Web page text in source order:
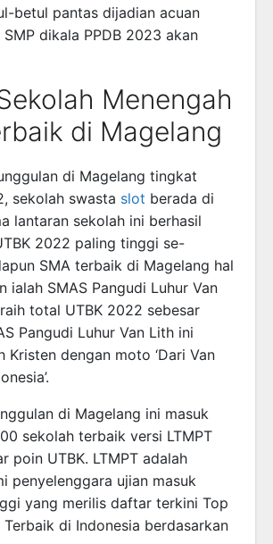
betul pantas dijadian acuan
dikala PPDB 2023 akan
Menengah
di Magelang
di Magelang tingkat
sekolah swasta slot berada di
lantaran sekolah ini berhasil
2022 paling tinggi se-
SMA terbaik di Magelang hal
ialah SMAS Pangudi Luhur Van
total UTBK 2022 sebesar
Pangudi Luhur Van Lith ini
Kristen dengan moto ‘Dari Van
di Magelang ini masuk
sekolah terbaik versi LTMPT
poin UTBK. LTMPT adalah
penyelenggara ujian masuk
yang merilis daftar terkini Top
Terbaik di Indonesia berdasarkan